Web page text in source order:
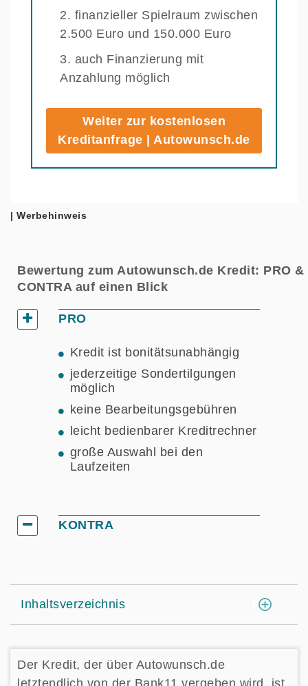
finanzieller Spielraum zwischen
2.500 Euro und 150.000 Euro
auch Finanzierung mit
Anzahlung möglich
Weiter zur kostenlosen
Kreditanfrage | Autowunsch.de
| Werbehinweis
Bewertung zum Autowunsch.de Kredit: PRO &
CONTRA auf einen Blick
PRO
Kredit ist bonitätsunabhängig
jederzeitige Sondertilgungen
möglich
keine Bearbeitungsgebühren
leicht bedienbarer Kreditrechner
große Auswahl bei den
Laufzeiten
KONTRA
Inhaltsverzeichnis
Der Kredit, der über Autowunsch.de